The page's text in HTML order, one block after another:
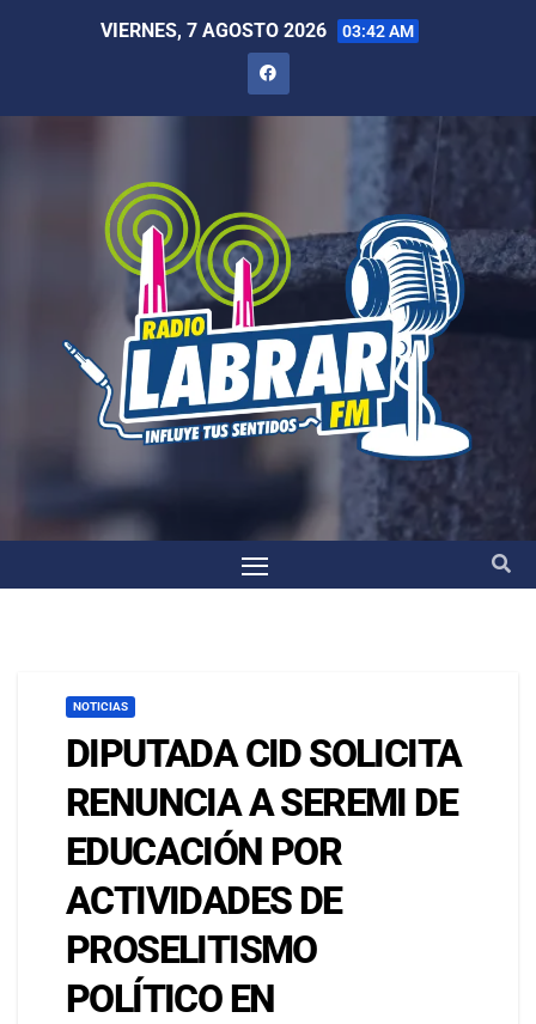
VIERNES, 7 AGOSTO 2026 03:42 AM
NOTICIAS
DIPUTADA CID SOLICITA
RENUNCIA A SEREMI DE
EDUCACIÓN POR
ACTIVIDADES DE
PROSELITISMO
POLÍTICO EN